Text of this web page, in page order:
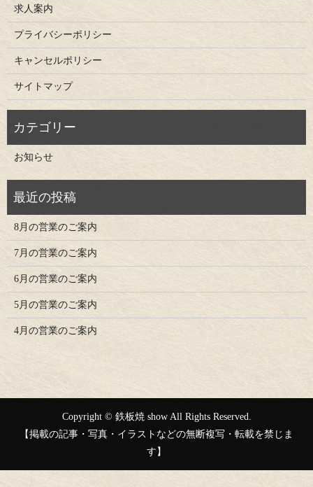
求人案内
プライバシーポリシー
キャンセルポリシー
サイトマップ
お知らせ
8月の営業のご案内
7月の営業のご案内
6月の営業のご案内
5月の営業のご案内
4月の営業のご案内
Copyright © 鉄板焼 show All Rights Reserved.
【掲載の記事・写真・イラストなどの無断複写・転載を禁じま
す】